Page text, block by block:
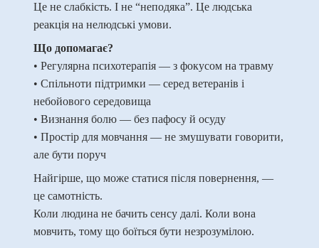
Це не слабкість. І не “неподяка”. Це людська
реакція на нелюдські умови.
Що допомагає?
• Регулярна психотерапія — з фокусом на травму
• Спільноти підтримки — серед ветеранів і
небойового середовища
• Визнання болю — без пафосу й осуду
• Простір для мовчання — не змушувати говорити,
але бути поруч
Найгірше, що може статися після повернення, —
це самотність.
Коли людина не бачить сенсу далі. Коли вона
мовчить, тому що боїться бути незрозумілою.